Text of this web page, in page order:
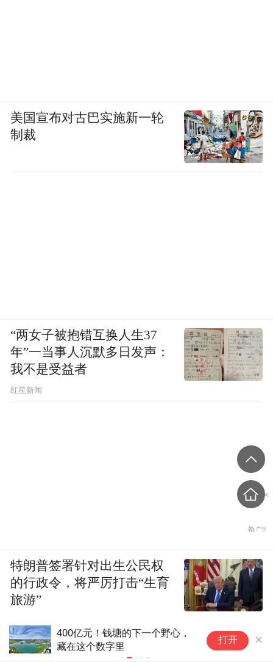
400亿元！钱塘的下一个野心，
藏在这个数字里
中港石油
官、公司秘
打开
美国宣布对古巴实施新一轮
制裁
“两女子被抱错互换人生37
年”一当事人沉默多日发声：
我不是受益者
红星新闻
特朗普签署针对出生公民权
的行政令，将严厉打击“生育
旅游”